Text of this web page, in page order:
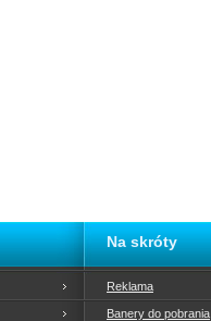
Na skróty
Reklama
Banery do pobrania